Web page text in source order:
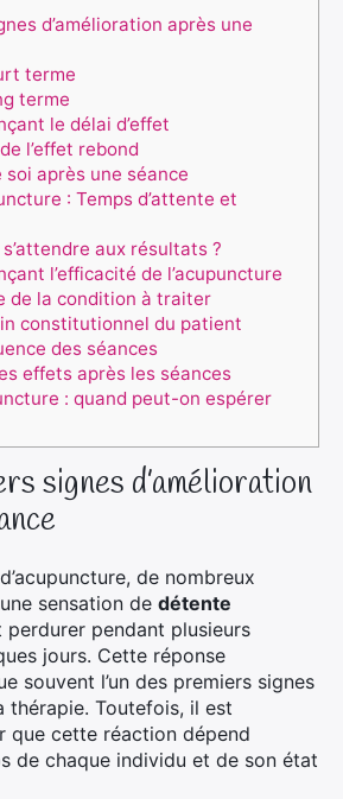
d’amélioration après une
terme
terme
le délai d’effet
l’effet rebond
soi après une séance
: Temps d’attente et
aux résultats ?
l’efficacité de l’acupuncture
de la condition à traiter
constitutionnel du patient
des séances
effets après les séances
: quand peut-on espérer
signes d’amélioration
de nombreux
sensation de détente
pendant plusieurs
jours. Cette réponse
souvent l’un des premiers signes
thérapie. Toutefois, il est
que cette réaction dépend
de chaque individu et de son état